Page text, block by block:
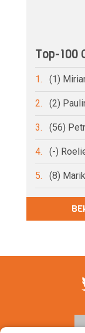
Top-100
1. (1)
2. (2)
3. (56)
4. (-)
5. (8)